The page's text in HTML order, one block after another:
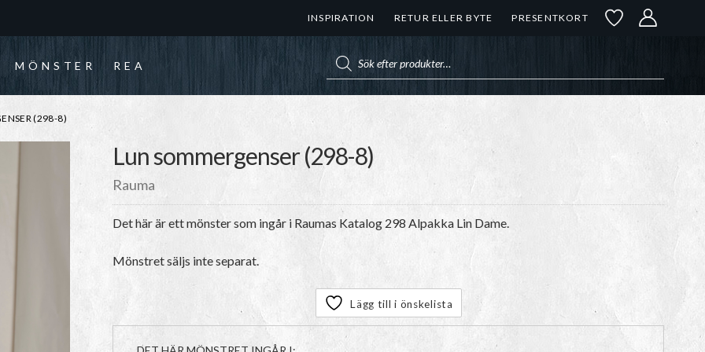
INSPIRATION RETUR ELLER BYTE PRESENTKORT
MÖNSTER REA
(298-8)
Lun sommergenser (298-8)
Rauma
Det här är ett mönster som ingår i Raumas Katalog 298 Alpakka Lin Dame.
Mönstret säljs inte separat.
Lägg till i önskelista